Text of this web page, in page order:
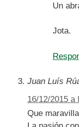
Un
Jota.
Juan Luís
16/12/2015 a
Que